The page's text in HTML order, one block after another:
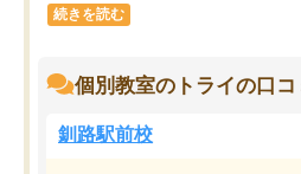
続きを読む
個別教室のトライの口コ
釧路駅前校